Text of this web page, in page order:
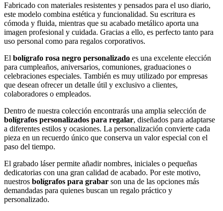
Fabricado con materiales resistentes y pensados para el uso diario,
este modelo combina estética y funcionalidad. Su escritura es
cómoda y fluida, mientras que su acabado metálico aporta una
imagen profesional y cuidada. Gracias a ello, es perfecto tanto para
uso personal como para regalos corporativos.
El bolígrafo rosa negro personalizado es una excelente elección
para cumpleaños, aniversarios, comuniones, graduaciones o
celebraciones especiales. También es muy utilizado por empresas
que desean ofrecer un detalle útil y exclusivo a clientes,
colaboradores o empleados.
Dentro de nuestra colección encontrarás una amplia selección de
bolígrafos personalizados para regalar, diseñados para adaptarse
a diferentes estilos y ocasiones. La personalización convierte cada
pieza en un recuerdo único que conserva un valor especial con el
paso del tiempo.
El grabado láser permite añadir nombres, iniciales o pequeñas
dedicatorias con una gran calidad de acabado. Por este motivo,
nuestros bolígrafos para grabar son una de las opciones más
demandadas para quienes buscan un regalo práctico y
personalizado.